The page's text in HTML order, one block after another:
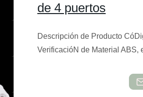
de 4 puertos
Descripción de Producto
VerificacióN de Material